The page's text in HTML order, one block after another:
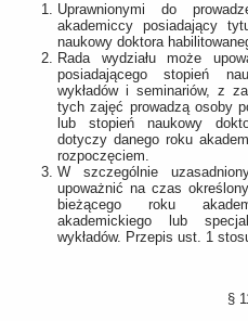
Uprawnionymi do
akademiccy posiadający
naukowy doktora
Rada wydziału może
posiadającego stopień
wykładów i seminariów, z
tych zajęć prowadzą osoby
lub stopień naukowy
dotyczy danego roku
rozpoczęciem.
W szczególnie
upoważnić na czas
bieżącego roku
akademickiego lub
wykładów. Przepis ust. 1
§